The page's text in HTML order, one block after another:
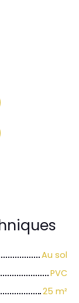
Au sol
PVC
25 m²